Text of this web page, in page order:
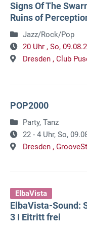
Signs Of The
Ruins of
Jazz/Rock/Pop
20 Uhr , So,
Dresden , Club
POP2000
Party, Tanz
22 - 4 Uhr, So,
Dresden ,
ElbaVista
ElbaVista-Sound:
3 I Eitritt frei